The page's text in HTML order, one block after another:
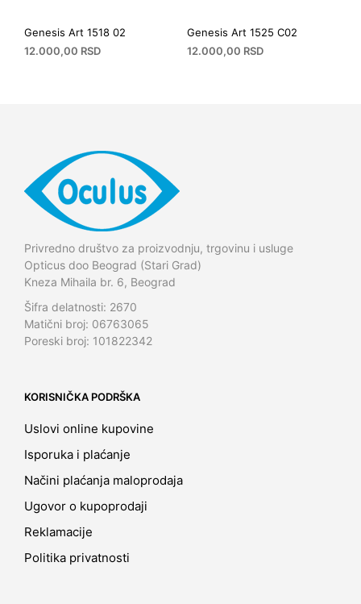
Genesis Art 1518 02
12.000,00 RSD
Genesis Art 1525 C02
12.000,00 RSD
Privredno društvo za proizvodnju, trgovinu i usluge
Opticus doo Beograd (Stari Grad)
Kneza Mihaila br. 6, Beograd
Šifra delatnosti: 2670
Matični broj: 06763065
Poreski broj: 101822342
KORISNIČKA PODRŠKA
Uslovi online kupovine
Isporuka i plaćanje
Načini plaćanja maloprodaja
Ugovor o kupoprodaji
Reklamacije
Politika privatnosti